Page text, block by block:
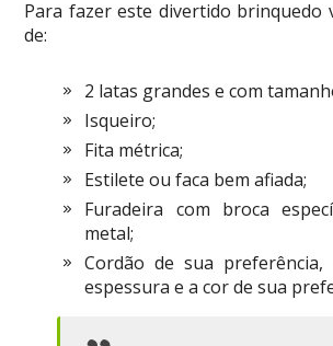
Para fazer este divertido brinquedo
de:
2 latas grandes e com
Isqueiro;
Fita métrica;
Estilete ou faca bem afiada;
Furadeira com broca
metal;
Cordão de sua
espessura e a cor de sua